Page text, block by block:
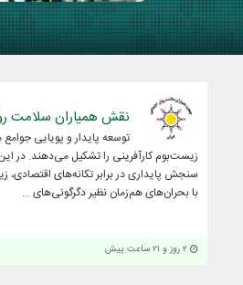
نقش همیاران سلامت
توسعه پایدار و پویایی
زیست‌بوم کارآفرینی را تشکیل می‌دهند. در
سنجش پایداری در برابر تکانه‌های
با بحران‌های هم‌زمان نظیر دگرگونی‌های ...
۲ روز و ۲۱ ساعت پیش